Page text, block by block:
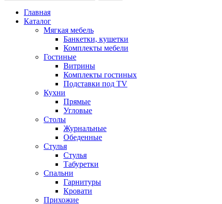
Главная
Каталог
Мягкая мебель
Банкетки, кушетки
Комплекты мебели
Гостиные
Витрины
Комплекты гостиных
Подставки под TV
Кухни
Прямые
Угловые
Столы
Журнальные
Обеденные
Стулья
Стулья
Табуретки
Спальни
Гарнитуры
Кровати
Прихожие